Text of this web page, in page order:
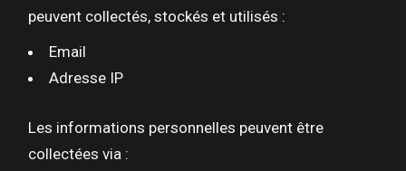
peuvent collectés, stockés et utilisés :
Email
Adresse IP
Les informations personnelles peuvent être
collectées via :